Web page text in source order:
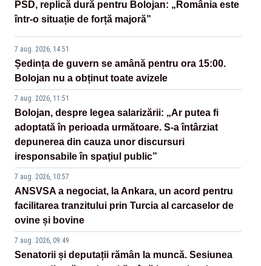
PSD, replică dură pentru Bolojan: „România este
într-o situație de forță majoră”
7 aug. 2026, 14:51
Ședința de guvern se amână pentru ora 15:00.
Bolojan nu a obținut toate avizele
7 aug. 2026, 11:51
Bolojan, despre legea salarizării: „Ar putea fi
adoptată în perioada următoare. S-a întârziat
depunerea din cauza unor discursuri
iresponsabile în spaţiul public”
7 aug. 2026, 10:57
ANSVSA a negociat, la Ankara, un acord pentru
facilitarea tranzitului prin Turcia al carcaselor de
ovine și bovine
7 aug. 2026, 09:49
Senatorii și deputații rămân la muncă. Sesiunea